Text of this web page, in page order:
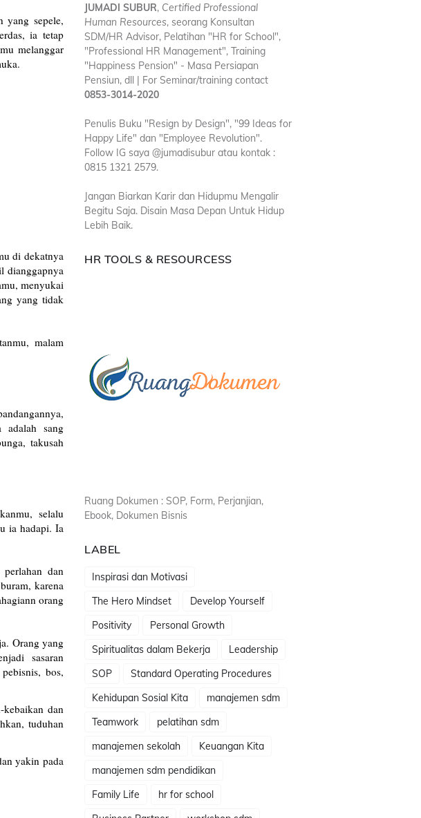
yang sepele,
ia tetap
melanggar
di dekatnya
dianggapnya
menyukai
yang tidak
malam
adalah sang
takusah
selalu
ia hadapi. Ia
dan
karena
orang
Orang yang
sasaran
bos,
dan
tuduhan
yakin pada
JUMADI SUBUR, Certified Professional
Human Resources, seorang Konsultan
SDM/HR Advisor, Pelatihan "HR for School",
"Professional HR Management", Training
"Happiness Pension" - Masa Persiapan
Pensiun, dll | For Seminar/training contact
0853-3014-2020
Penulis Buku "Resign by Design", "99 Ideas for
Happy Life" dan "Employee Revolution".
Follow IG saya @jumadisubur atau kontak :
0815 1321 2579.
Jangan Biarkan Karir dan Hidupmu Mengalir
Begitu Saja. Disain Masa Depan Untuk Hidup
Lebih Baik.
HR TOOLS & RESOURCESS
Ruang Dokumen : SOP, Form, Perjanjian,
Ebook, Dokumen Bisnis
LABEL
Inspirasi dan Motivasi
The Hero Mindset
Develop Yourself
Positivity
Personal Growth
Spiritualitas dalam Bekerja
Leadership
SOP
Standard Operating Procedures
Kehidupan Sosial Kita
manajemen sdm
Teamwork
pelatihan sdm
manajemen sekolah
Keuangan Kita
manajemen sdm pendidikan
Family Life
hr for school